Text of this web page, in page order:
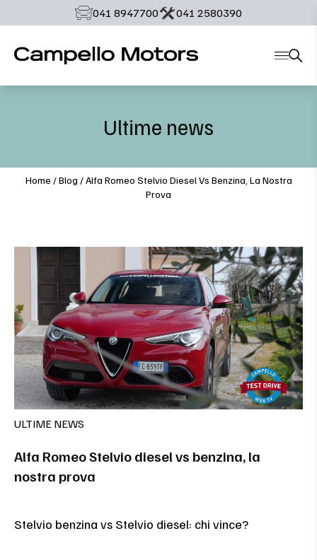
‭041 8947700‬ ‭041 2580390‬
Ultime news
Home /Blog /Alfa Romeo Stelvio Diesel Vs Benzina, La Nostra
Prova
ULTIME NEWS
Alfa Romeo Stelvio diesel vs benzina, la
nostra prova
Stelvio benzina vs Stelvio diesel: chi vince?